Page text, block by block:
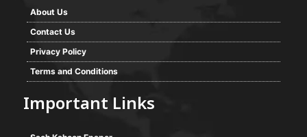
About Us
Contact Us
Privacy Policy
Terms and Conditions
Important Links